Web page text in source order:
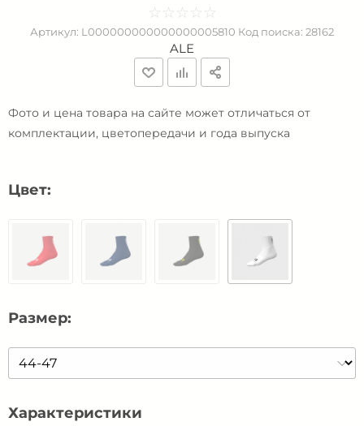
☆ ☆ ☆ ☆ ☆
★ ★ ★ ★ ★
Артикул: L000000000000000005810 Код поиска: 28162
ALE
Фото и цена товара на сайте может отличаться от
комплектации, цветопередачи и года выпуска
Цвет:
Размер:
Характеристики